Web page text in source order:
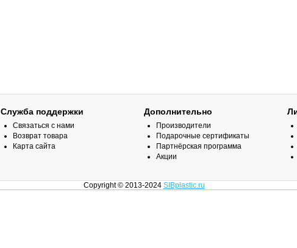
Служба поддержки
Связаться с нами
Возврат товара
Карта сайта
Дополнительно
Производители
Подарочные сертификаты
Партнёрская программа
Акции
Copyright © 2013-2024 SIBplastic.ru